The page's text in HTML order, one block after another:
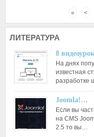
« <
ЛИТЕРАТУРА
8
На днях
известная
разработке
Joomla!…
Если вы
на CMS
2.5 то вы…